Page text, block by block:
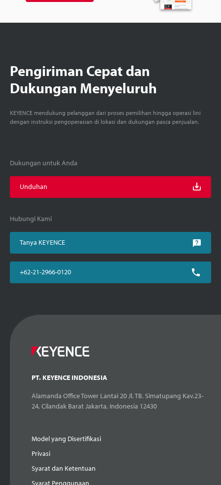
Pengiriman Cepat dan
Dukungan Menyeluruh
KEYENCE mendukung pelanggan dari proses pemilihan hingga operasi lini
dengan instruksi pengoperasian di lokasi dan dukungan pasca penjualan.
Dukungan untuk Anda
Unduhan
Hubungi Kami
Tanya KEYENCE
+62-21-2966-0120
PT. KEYENCE INDONESIA
Alamanda Office Tower Lantai 20 Jl. TB. Simatupang Kav.23-
24, Cilandak Barat Jakarta, Indonesia 12430
Model yang Disertifikasi
Privasi
Syarat dan Ketentuan
Syarat Penggunaan